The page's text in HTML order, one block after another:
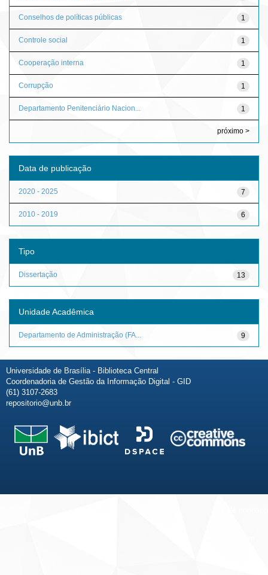
1
Conselhos de políticas públicas
1
Controle social
1
Cooperação interna
1
Corrupção
1
Departamento Penitenciário Nacion...
próximo >
Data de publicação
7
2020 - 2025
6
2010 - 2019
Tipo
13
Dissertação
Unidade Acadêmica
9
Departamento de Administração (FA...
Universidade de Brasília - Biblioteca Central
Coordenadoria de Gestão da Informação Digital - GID
(61) 3107-2683
repositorio@unb.br